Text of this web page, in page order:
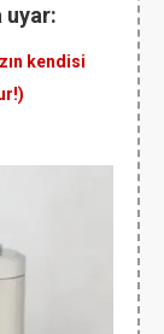
uyar:
kendisi